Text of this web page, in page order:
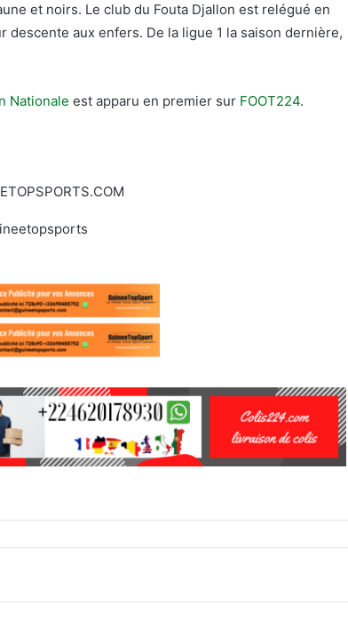
et noirs. Le club du Fouta Djallon est relégué en
descente aux enfers. De la ligue 1 la saison dernière,
Nationale est apparu en premier sur FOOT224.